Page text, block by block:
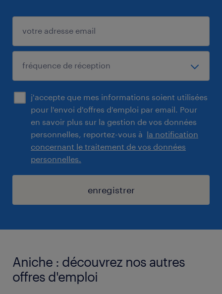
j'accepte que mes informations soient utilisées
pour l'envoi d'offres d'emploi par email. Pour
en savoir plus sur la gestion de vos données
personnelles, reportez-vous à la notification
concernant le traitement de vos données
personnelles.
enregistrer
Aniche : découvrez nos autres
offres d'emploi